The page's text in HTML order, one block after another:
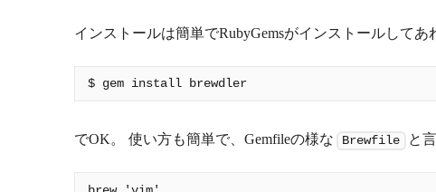
インストールは簡単でRubyGemsがインストールしてあ
でOK。 使い方も簡単で、Gemfileの様な Brewfile と